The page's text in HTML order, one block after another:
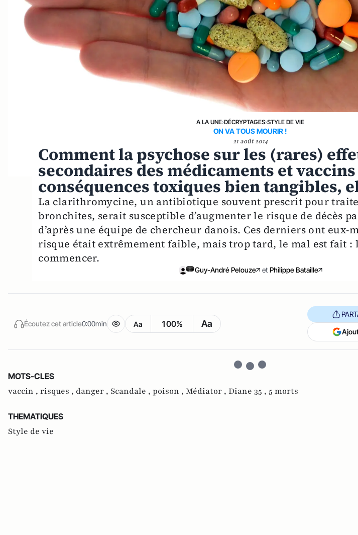
A LA UNE›DÉCRYPTAGES›STYLE DE VIE
ON VA TOUS MOURIR !
21 août 2014
Comment la psychose sur les (rares)
secondaires des médicaments et
conséquences toxiques bien tangibles,
La clarithromycine, un antibiotique souvent prescrit pour
bronchites, serait susceptible d’augmenter le risque de décès
d’après une équipe de chercheur danois. Ces derniers ont eux-
risque était extrêmement faible, mais trop tard, le mal est fait :
commencer.
Guy-André Pelouze et Philippe Bataille
Écoutez cet article0:00min Aa 100% Aa
MOTS-CLES
vaccin , risques , danger , Scandale , poison , Médiator , Diane 35 , 5 morts
THEMATIQUES
Style de vie